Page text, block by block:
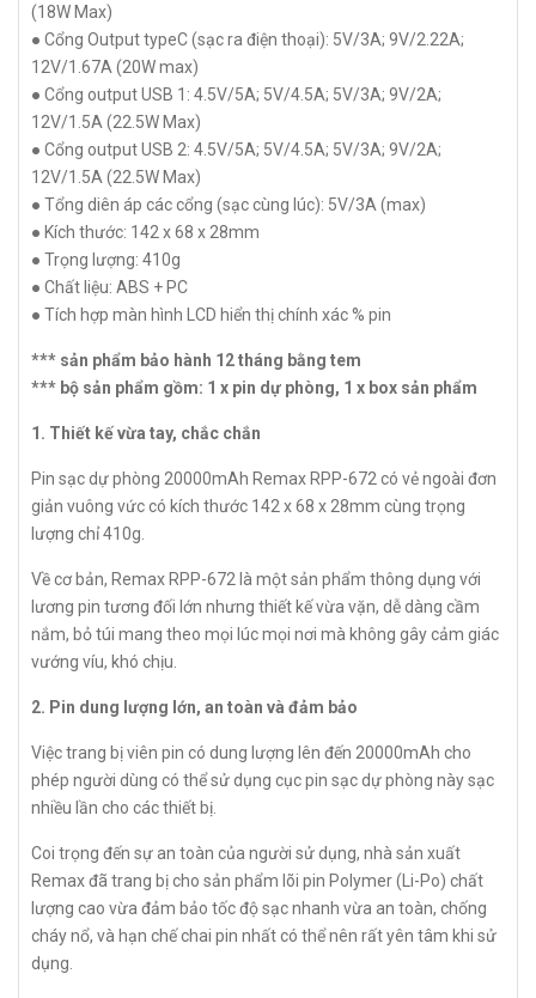
(18W Max)
● Cổng Output typeC (sạc ra điện thoại): 5V/3A; 9V/2.22A;
12V/1.67A (20W max)
● Cổng output USB 1: 4.5V/5A; 5V/4.5A; 5V/3A; 9V/2A;
12V/1.5A (22.5W Max)
● Cổng output USB 2: 4.5V/5A; 5V/4.5A; 5V/3A; 9V/2A;
12V/1.5A (22.5W Max)
● Tổng diên áp các cổng (sạc cùng lúc): 5V/3A (max)
● Kích thước: 142 x 68 x 28mm
● Trọng lượng: 410g
● Chất liệu: ABS + PC
● Tích hợp màn hình LCD hiển thị chính xác % pin
*** sản phẩm bảo hành 12 tháng bằng tem
*** bộ sản phẩm gồm: 1 x pin dự phòng, 1 x box sản phẩm
1. Thiết kế vừa tay, chắc chắn
Pin sạc dự phòng 20000mAh Remax RPP-672 có vẻ ngoài đơn
giản vuông vức có kích thước 142 x 68 x 28mm cùng trọng
lượng chỉ 410g.
Về cơ bản, Remax RPP-672 là một sản phẩm thông dụng với
lương pin tương đối lớn nhưng thiết kế vừa vặn, dễ dàng cầm
nắm, bỏ túi mang theo mọi lúc mọi nơi mà không gây cảm giác
vướng víu, khó chịu.
2. Pin dung lượng lớn, an toàn và đảm bảo
Việc trang bị viên pin có dung lượng lên đến 20000mAh cho
phép người dùng có thể sử dụng cục pin sạc dự phòng này sạc
nhiều lần cho các thiết bị.
Coi trọng đến sự an toàn của người sử dụng, nhà sản xuất
Remax đã trang bị cho sản phẩm lõi pin Polymer (Li-Po) chất
lượng cao vừa đảm bảo tốc độ sạc nhanh vừa an toàn, chống
cháy nổ, và hạn chế chai pin nhất có thể nên rất yên tâm khi sử
dụng.